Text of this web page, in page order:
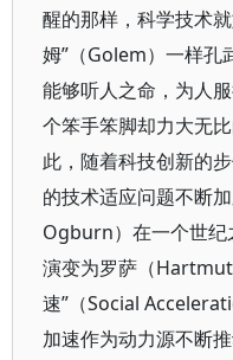
醒的那样，科学技术
姆”（Golem）一样孔
能够听人之命，为人
个笨手笨脚却力大无
此，随着科技创新的
的技术适应问题不断
Ogburn）在一个世纪
演变为罗萨（
速”（Social
加速作为动力源不断